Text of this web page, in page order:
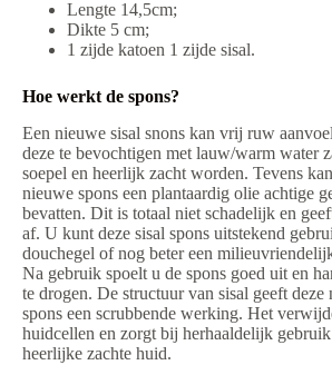
Lengte 14,5cm;
Dikte 5 cm;
1 zijde katoen 1 zijde sisal.
Hoe werkt de spons?
Een nieuwe sisal snons kan vrij ruw
deze te bevochtigen met lauw/warm water
soepel en heerlijk zacht worden. Tevens
nieuwe spons een plantaardig olie achtige
bevatten. Dit is totaal niet schadelijk en
af. U kunt deze sisal spons uitstekend
douchegel of nog beter een
Na gebruik spoelt u de spons goed uit en
te drogen. De structuur van sisal geeft deze
spons een scrubbende werking. Het
huidcellen en zorgt bij herhaaldelijk
heerlijke zachte huid.